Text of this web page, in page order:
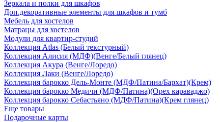
Зеркала и полки для шкафов
Доп.декоративные элементы для шкафов и тумб
Мебель для хостелов
Матрацы для хостелов
Модули для квартир-студий
Коллекция Atlas (Белый текстурный)
Коллекция Алисия (МДФ)(Венге/Белый глянец)
Коллекция Акура (Венге/Лоредо)
Коллекция Лаки (Венге/Лоредо)
Коллекция барокко Дель-Монте (МДФ/Патина/Бархат)(Крем)
Коллекция барокко Медичи (МДФ/Патина)(Орех караваджо)
Коллекция барокко Себастьяно (МДФ/Патина)(Крем глянец)
Еще товары
Подарочные карты